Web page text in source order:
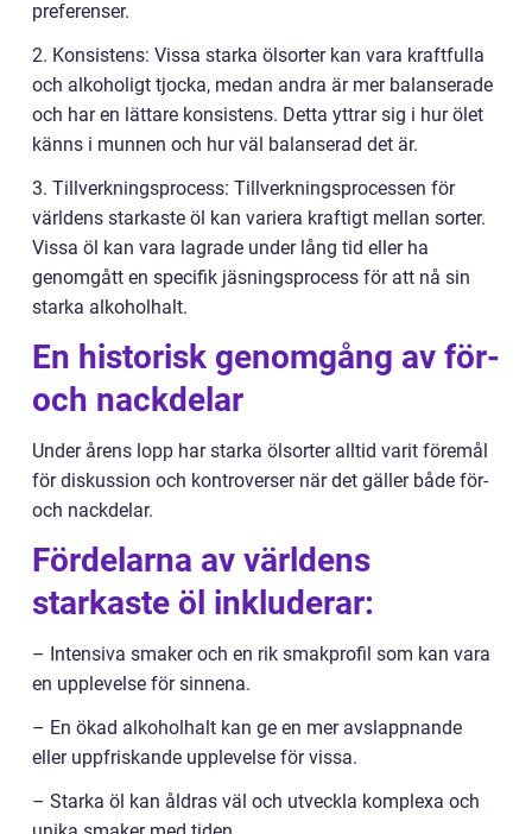
preferenser.
2. Konsistens: Vissa starka ölsorter kan vara kraftfulla
och alkoholigt tjocka, medan andra är mer balanserade
och har en lättare konsistens. Detta yttrar sig i hur ölet
känns i munnen och hur väl balanserad det är.
3. Tillverkningsprocess: Tillverkningsprocessen för
världens starkaste öl kan variera kraftigt mellan sorter.
Vissa öl kan vara lagrade under lång tid eller ha
genomgått en specifik jäsningsprocess för att nå sin
starka alkoholhalt.
En historisk genomgång av för-
och nackdelar
Under årens lopp har starka ölsorter alltid varit föremål
för diskussion och kontroverser när det gäller både för-
och nackdelar.
Fördelarna av världens
starkaste öl inkluderar:
– Intensiva smaker och en rik smakprofil som kan vara
en upplevelse för sinnena.
– En ökad alkoholhalt kan ge en mer avslappnande
eller uppfriskande upplevelse för vissa.
– Starka öl kan åldras väl och utveckla komplexa och